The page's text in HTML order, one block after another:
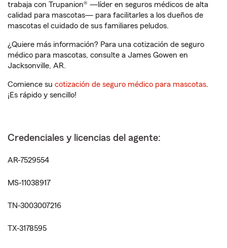
trabaja con Trupanion® —líder en seguros médicos de alta
calidad para mascotas— para facilitarles a los dueños de
mascotas el cuidado de sus familiares peludos.
¿Quiere más información? Para una cotización de seguro
médico para mascotas, consulte a James Gowen en
Jacksonville, AR.
Comience su cotización de seguro médico para mascotas.
¡Es rápido y sencillo!
Credenciales y licencias del agente:
AR-7529554
MS-11038917
TN-3003007216
TX-3178595